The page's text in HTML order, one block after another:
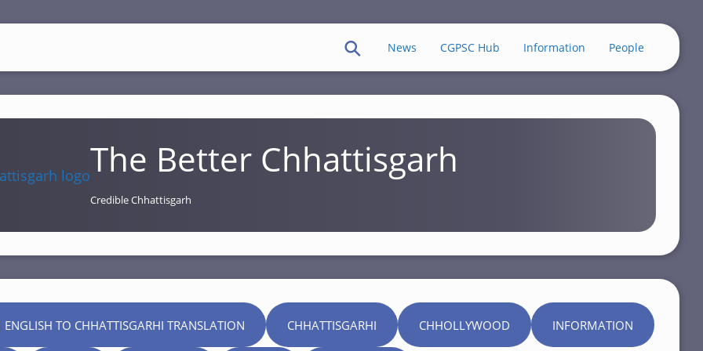
News CGPSC Hub Information People
The Better Chhattisgarh
Credible Chhattisgarh
TO CHHATTISGARHI TRANSLATION CHHATTISGARHI CHHOLLYWOOD INFORMATION